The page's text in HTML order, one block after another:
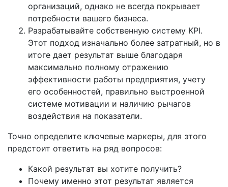
организаций, однако не всегда покрывает
потребности вашего бизнеса.
Разрабатывайте собственную систему KPI.
Этот подход изначально более затратный, но в
итоге дает результат выше благодаря
максимально полному отражению
эффективности работы предприятия, учету
его особенностей, правильно выстроенной
системе мотивации и наличию рычагов
воздействия на показатели.
Точно определите ключевые маркеры, для этого
предстоит ответить на ряд вопросов:
Какой результат вы хотите получить?
Почему именно этот результат является